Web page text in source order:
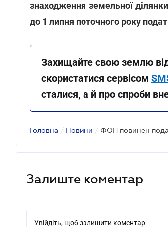
знаходження земельної
до 1 липня поточного року
Захищайте свою землю
скористатися сервісом
сталися, а й про спроби
Головна / Новини /
Залиште коментар
Увійдіть, щоб залишити коментар